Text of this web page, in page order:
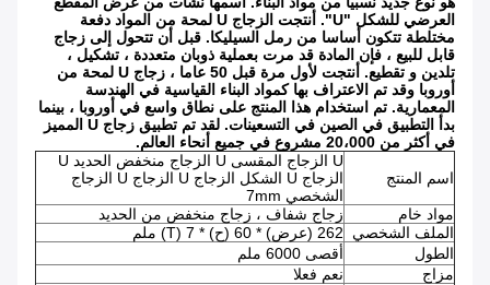
العرضي للشكل "U". أنتجت الزجاج U لمحة من المواد دفعة
مختلطة تتكون أساسا من رمل السيليكا. قبل أن تتحول إلى زجاج
قابل للبيع ، فإن المادة قد مرت بعملية ذوبان متعددة ، تشكيل ،
تلدين و تقطيع. أنتجت لأول مرة قبل 50 عاما ، زجاج U لمحة من
أوروبا وقد تم الاعتراف بها كمواد البناء القياسية في الهندسة
المعمارية. تم استخدام هذا المنتج على نطاق واسع في أوروبا ، بينما
بدأ التطبيق في الصين في التسعينات. لقد تم تطبيق زجاج U المميز
في أكثر من 20،000 مشروع في جميع أنحاء العالم.
اسم المنتج
U الزجاج المقسى U الزجاج منخفض الحديد U
الزجاج U الشكل الزجاج U الزجاج U الزجاج
الشخصي 7mm
مواد خام
زجاج شفاف ، زجاج منخفض من الحديد
الملف الشخصي
262 (عرض) * 60 (ح) * 7 (T) ملم
الطول
أقصى 6000 ملم
مزاج
نعم فعلا